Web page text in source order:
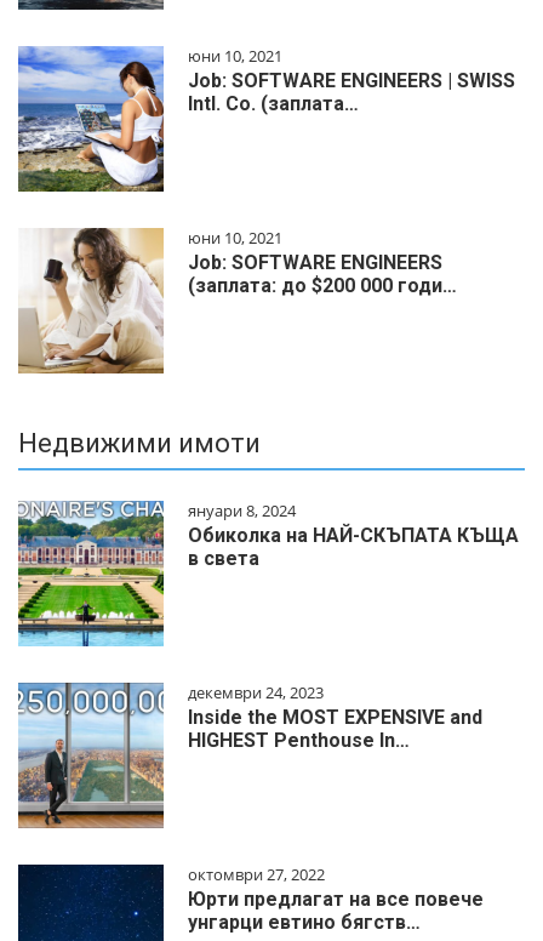
юни 10, 2021
Job: SOFTWARE ENGINEERS | SWISS
Intl. Co. (заплата…
юни 10, 2021
Job: SOFTWARE ENGINEERS
(заплата: до $200 000 годи…
Недвижими имоти
януари 8, 2024
Обиколка на НАЙ-СКЪПАТА КЪЩА
в света
декември 24, 2023
Inside the MOST EXPENSIVE and
HIGHEST Penthouse In…
октомври 27, 2022
Юрти предлагат на все повече
унгарци евтино бягств…